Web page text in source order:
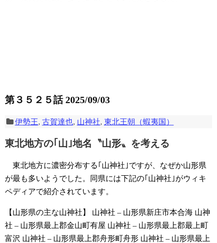
第３５２５話 2025/09/03
伊勢王, 古賀達也, 山神社, 東北王朝（蝦夷国）
東北地方の｢山｣地名〝山形〟を考える
東北地方に濃密分布する｢山神社｣ですが、なぜか山形県
が最も多いようでした。同県には下記の｢山神社｣がウィキ
ペディアで紹介されています。
【山形県の主な山神社】 山神社 – 山形県新庄市本合海 山神
社 – 山形県最上郡金山町有屋 山神社 – 山形県最上郡最上町
富沢 山神社 – 山形県最上郡舟形町舟形 山神社 – 山形県最上